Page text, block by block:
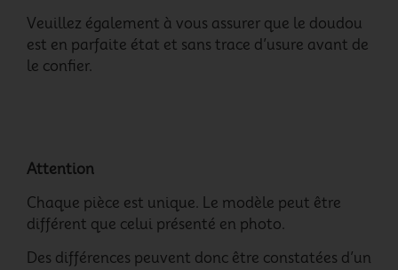
Veuillez également à vous assurer que le doudou
est en parfaite état et sans trace d’usure avant de
le confier.
Attention
Chaque pièce est unique. Le modèle peut être
différent que celui présenté en photo.
Des différences peuvent donc être constatées d’un